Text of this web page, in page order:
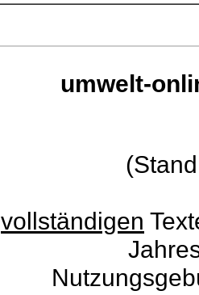
umwelt-
vollständigen